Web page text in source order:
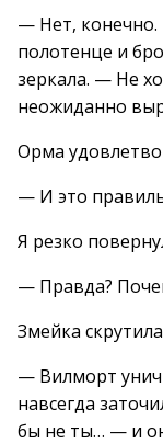
— Нет, конечно.
полотенце и
зеркала. — Не
неожиданно
Орма
— И это
Я резко
— Правда?
Змейка
— Вилморт
навсегда
бы не ты… — и